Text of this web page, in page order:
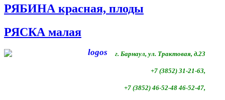
РЯБИНА красная, плоды
РЯСКА малая
г. Барнаул, ул. Трактовая, д.23
+7 (3852) 31-21-63,
+7 (3852) 46-52-48 46-52-47,